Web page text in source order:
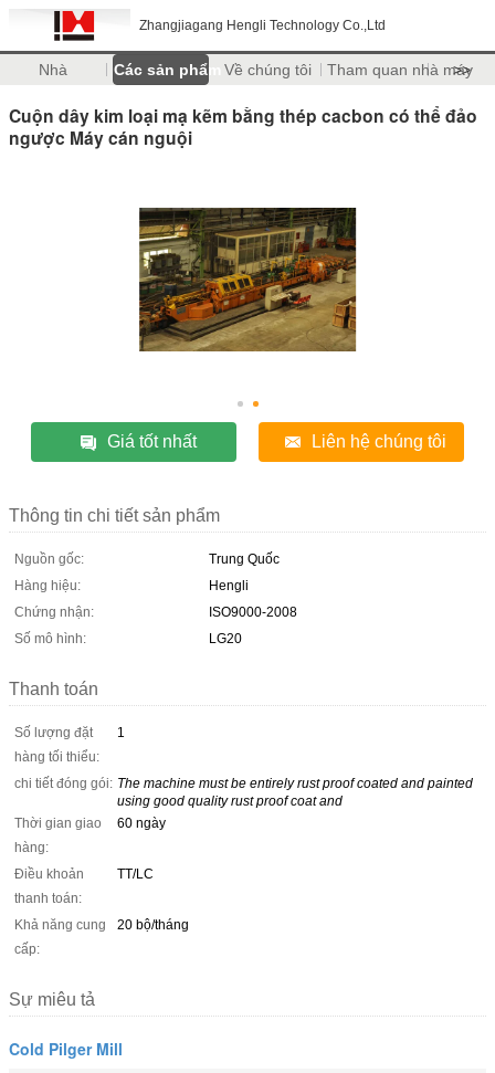
Zhangjiagang Hengli Technology Co.,Ltd
Nhà Các sản phẩm Về chúng tôi Tham quan nhà máy
>>
Cuộn dây kim loại mạ kẽm bằng thép cacbon có thể đảo
ngược Máy cán nguội
Giá tốt nhất Liên hệ chúng tôi
Thông tin chi tiết sản phẩm
Nguồn gốc:
Trung Quốc
Hàng hiệu:
Hengli
Chứng nhận:
ISO9000-2008
Số mô hình:
LG20
Thanh toán
Số lượng đặt
hàng tối thiểu:
1
chi tiết đóng gói: The machine must be entirely rust proof coated and painted
using good quality rust proof coat and
Thời gian giao
hàng:
60 ngày
Điều khoản
thanh toán:
TT/LC
Khả năng cung
cấp:
20 bộ/tháng
Sự miêu tả
Cold Pilger Mill